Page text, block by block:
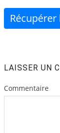
Récupérer
LAISSER UN
Commentaire